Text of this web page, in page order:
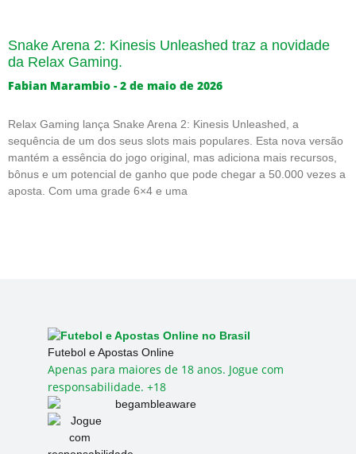
Snake Arena 2: Kinesis Unleashed traz a novidade
da Relax Gaming.
Fabian Marambio 2 de maio de 2026
Relax Gaming lança Snake Arena 2: Kinesis Unleashed, a
sequência de um dos seus slots mais populares. Esta nova versão
mantém a essência do jogo original, mas adiciona mais recursos,
bônus e um potencial de ganho que pode chegar a 50.000 vezes a
aposta. Com uma grade 6×4 e uma
Futebol e Apostas Online
Apenas para maiores de 18 anos. Jogue com
responsabilidade. +18